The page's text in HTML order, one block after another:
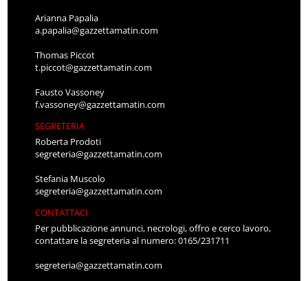
Arianna Papalia
a.papalia@gazzettamatin.com
Thomas Piccot
t.piccot@gazzettamatin.com
Fausto Vassoney
f.vassoney@gazzettamatin.com
SEGRETERIA
Roberta Prodoti
segreteria@gazzettamatin.com
Stefania Muscolo
segreteria@gazzettamatin.com
CONTATTACI
Per pubblicazione annunci, necrologi, offro e cerco lavoro,
contattare la segreteria al numero: 0165/231711
segreteria@gazzettamatin.com